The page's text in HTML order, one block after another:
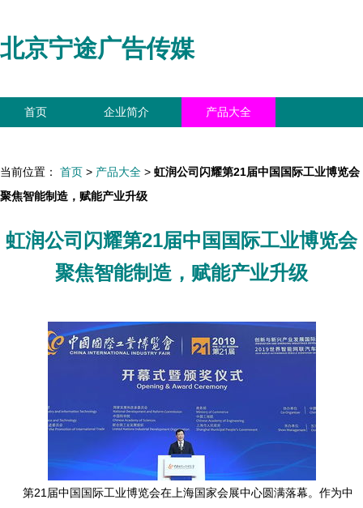
北京宁途广告传媒
首页 企业简介 产品大全
当前位置： 首页 > 产品大全 > 虹润公司闪耀第21届中国国际工业博览会
聚焦智能制造，赋能产业升级
虹润公司闪耀第21届中国国际工业博览会
聚焦智能制造，赋能产业升级
第21届中国国际工业博览会在上海国家会展中心圆满落幕。作为中